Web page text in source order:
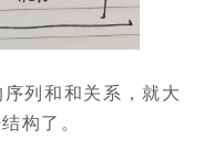
列和和关系，就大
构了。